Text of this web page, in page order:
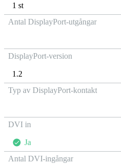
1 st
Antal DisplayPort-utgångar
DisplayPort-version
1.2
Typ av DisplayPort-kontakt
DVI in
Ja
Antal DVI-ingångar